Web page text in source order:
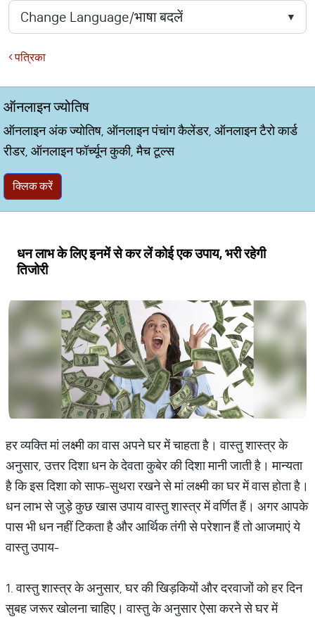
पत्रिका
ऑनलाइन ज्योतिष
ऑनलाइन अंक ज्योतिष, ऑनलाइन पंचांग कैलेंडर, ऑनलाइन टैरो कार्ड
रीडर, ऑनलाइन फॉर्च्यून कुकी, मैच टूल्स
क्लिक करें
धन लाभ के लिए इनमें से कर लें कोई एक उपाय, भरी रहेगी
तिजोरी
हर व्यक्ति मां लक्ष्मी का वास अपने घर में चाहता है। वास्तु शास्त्र के
अनुसार, उत्तर दिशा धन के देवता कुबेर की दिशा मानी जाती है। मान्यता
है कि इस दिशा को साफ-सुथरा रखने से मां लक्ष्मी का घर में वास होता है।
धन लाभ से जुड़े कुछ खास उपाय वास्तु शास्त्र में वर्णित हैं। अगर आपके
पास भी धन नहीं टिकता है और आर्थिक तंगी से परेशान हैं तो आजमाएं ये
वास्तु उपाय-
1. वास्तु शास्त्र के अनुसार, घर की खिड़कियों और दरवाजों को हर दिन
सुबह जरूर खोलना चाहिए। वास्तु के अनुसार ऐसा करने से घर में